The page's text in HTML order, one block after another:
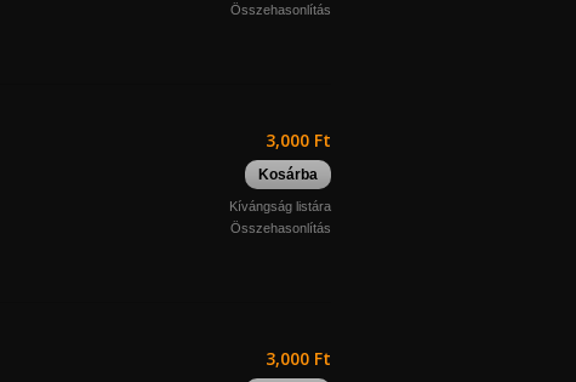
Összehasonlítás
3,000 Ft
Kosárba
Kívángság listára
Összehasonlítás
3,000 Ft